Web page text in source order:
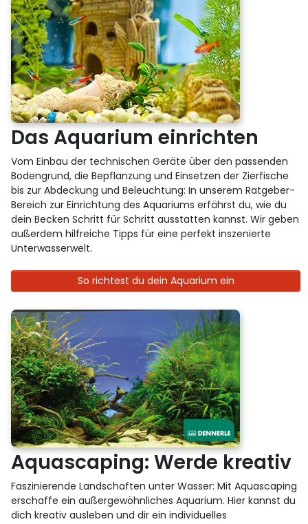
Das Aquarium einrichten
Vom Einbau der technischen Geräte über den passenden
Bodengrund, die Bepflanzung und Einsetzen der Zierfische
bis zur Abdeckung und Beleuchtung: In unserem Ratgeber-
Bereich zur Einrichtung des Aquariums erfährst du, wie du
dein Becken Schritt für Schritt ausstatten kannst. Wir geben
außerdem hilfreiche Tipps für eine perfekt inszenierte
Unterwasserwelt.
So richtest du dein Aquarium ein
Aquascaping: Werde kreativ
Faszinierende Landschaften unter Wasser: Mit Aquascaping
erschaffe ein außergewöhnliches Aquarium. Hier kannst du
dich kreativ ausleben und dir ein individuelles